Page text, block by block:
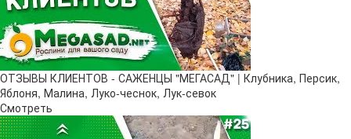
ОТЗЫВЫ КЛИЕНТОВ - САЖЕНЦЫ "МЕГАСАД" | Клубника, Персик,
Яблоня, Малина, Луко-чеснок, Лук-севок
Смотреть